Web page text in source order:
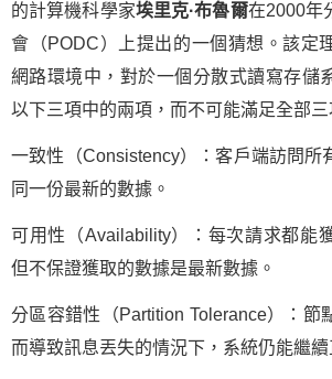
的計算機科學家埃里克·布魯爾在2000年
會（PODC）上提出的一個猜想。該定
網路環境中，對於一個分散式讀寫存儲
以下三項中的兩項，而不可能滿足全部三
一致性（Consistency）：客戶端訪問所
同一份最新的數據。
可用性（Availability）：每次請求都能
但不保證獲取的數據是最新數據。
分區容錯性（Partition Tolerance）：節
而導致訊息丟失的情況下，系統仍能繼續